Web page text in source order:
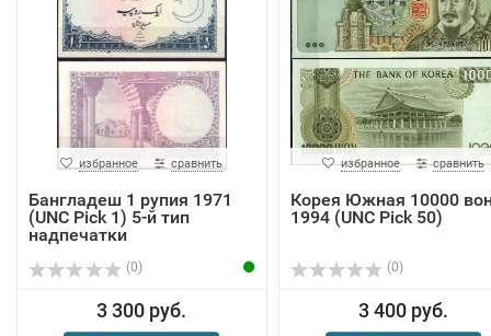
избранное сравнить
Бангладеш 1 рупия 1971
(UNC Pick 1) 5-й тип
надпечатки
(0)
3 300 руб.
избранное сравнить
Корея Южная 10000
1994 (UNC Pick 50)
(0)
3 400 руб.